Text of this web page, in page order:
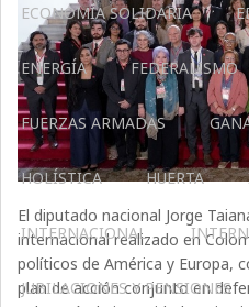
ECONOMÍA SOLIDARIA
ENERGÍA FEDERALISMO
FUERZAS ARMADAS
HOLÍSTICA HUERTA
INTERNACIONAL
JUBILACIONES Y PENSIONES
El diputado nacional Jorge
internacional realizado en
políticos de América y Europa,
plan de acción conjunto en